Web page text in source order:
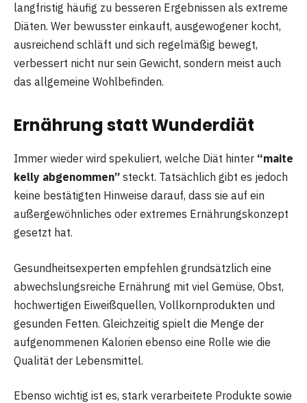
langfristig häufig zu besseren Ergebnissen als extreme
Diäten. Wer bewusster einkauft, ausgewogener kocht,
ausreichend schläft und sich regelmäßig bewegt,
verbessert nicht nur sein Gewicht, sondern meist auch
das allgemeine Wohlbefinden.
Ernährung statt Wunderdiät
Immer wieder wird spekuliert, welche Diät hinter “maite
kelly abgenommen” steckt. Tatsächlich gibt es jedoch
keine bestätigten Hinweise darauf, dass sie auf ein
außergewöhnliches oder extremes Ernährungskonzept
gesetzt hat.
Gesundheitsexperten empfehlen grundsätzlich eine
abwechslungsreiche Ernährung mit viel Gemüse, Obst,
hochwertigen Eiweißquellen, Vollkornprodukten und
gesunden Fetten. Gleichzeitig spielt die Menge der
aufgenommenen Kalorien ebenso eine Rolle wie die
Qualität der Lebensmittel.
Ebenso wichtig ist es, stark verarbeitete Produkte sowie